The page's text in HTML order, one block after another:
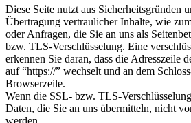
Diese Seite nutzt aus Sicherheitsgründen
Übertragung vertraulicher Inhalte, wie
oder Anfragen, die Sie an uns als
bzw. TLS-Verschlüsselung. Eine
erkennen Sie daran, dass die Adresszeile
auf “https://” wechselt und an dem
Browserzeile.
Wenn die SSL- bzw. TLS-
Daten, die Sie an uns übermitteln, nicht
werden.